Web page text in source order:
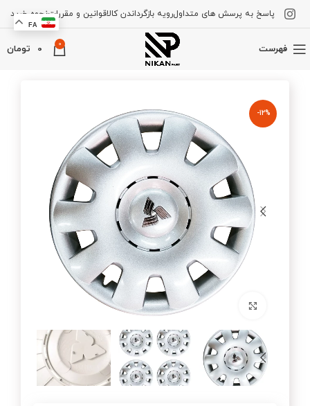
پاسخ به پرسش های متداولرویه بازگرداندن کالاقوانین و مقرراتنحوه خرید
فهرست 0
0 تومان
-12%
برای بزرگنمایی کلیک کنید
FA